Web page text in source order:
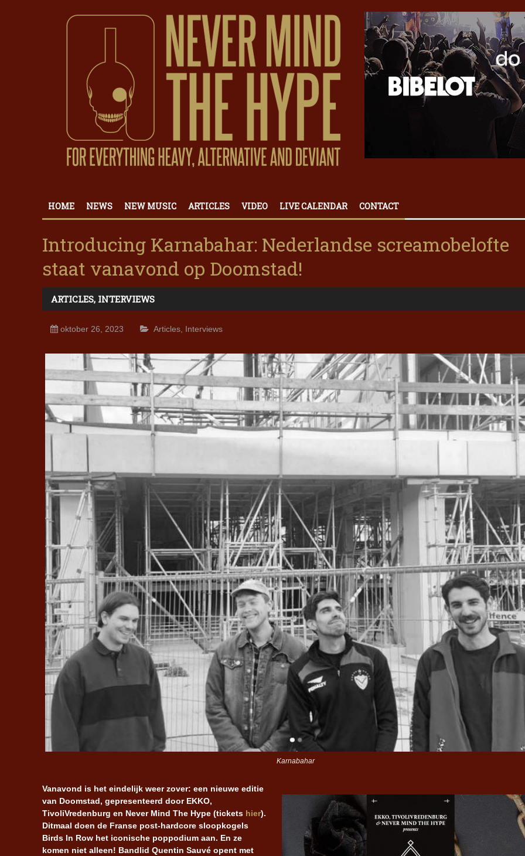
HOME NEWS NEW MUSIC ARTICLES VIDEO LIVE CALENDAR CONTACT
Introducing Karnabahar: Nederlandse screamobelofte
staat vanavond op Doomstad!
ARTICLES, INTERVIEWS
oktober 26, 2023 Articles Interviews
Karnabahar
Vanavond is het eindelijk weer zover: een nieuwe editie
van Doomstad, gepresenteerd door EKKO,
TivoliVredenburg en Never Mind The Hype (tickets hier).
Ditmaal doen de Franse post-hardcore sloopkogels
Birds In Row het iconische poppodium aan. En ze
komen niet alleen! Bandlid Quentin Sauvé opent met
Iron Jinn doopt vers epos
Futurist en munt Reich and
Roll-stijl